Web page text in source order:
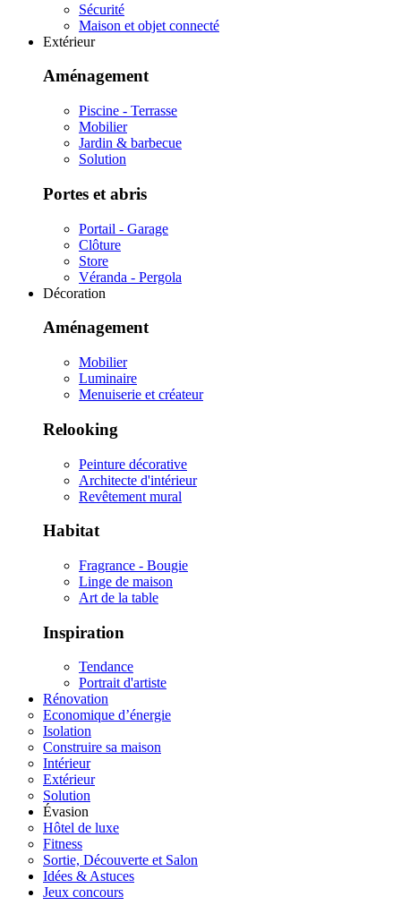
Sécurité
Maison et objet connecté
Extérieur
Aménagement
Piscine - Terrasse
Mobilier
Jardin & barbecue
Solution
Portes et abris
Portail - Garage
Clôture
Store
Véranda - Pergola
Décoration
Aménagement
Mobilier
Luminaire
Menuiserie et créateur
Relooking
Peinture décorative
Architecte d'intérieur
Revêtement mural
Habitat
Fragrance - Bougie
Linge de maison
Art de la table
Inspiration
Tendance
Portrait d'artiste
Rénovation
Economique d’énergie
Isolation
Construire sa maison
Intérieur
Extérieur
Solution
Évasion
Hôtel de luxe
Fitness
Sortie, Découverte et Salon
Idées & Astuces
Jeux concours